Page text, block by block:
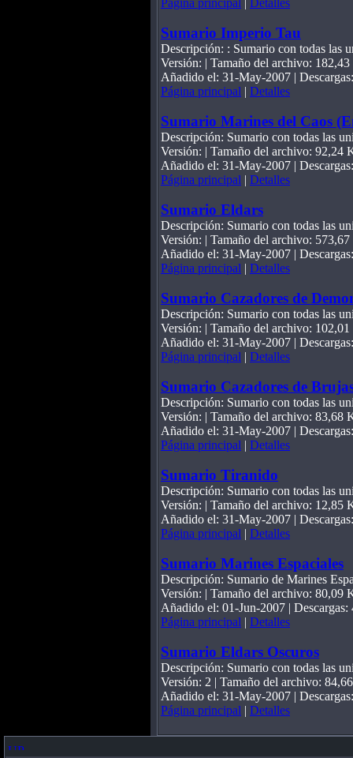
Página principal | Detalles
Sumario Imperio Tau
Descripción: : Sumario con todas las
Versión: | Tamaño del archivo:
Añadido el: 31-May-2007 |
Página principal | Detalles
Sumario Marines del Caos
Descripción: Sumario con todas las
Versión: | Tamaño del archivo: 92,24
Añadido el: 31-May-2007 |
Página principal | Detalles
Sumario Eldars
Descripción: Sumario con todas las
Versión: | Tamaño del archivo:
Añadido el: 31-May-2007 |
Página principal | Detalles
Sumario Cazadores de
Descripción: Sumario con todas las
Versión: | Tamaño del archivo:
Añadido el: 31-May-2007 |
Página principal | Detalles
Sumario Cazadores de
Descripción: Sumario con todas las
Versión: | Tamaño del archivo: 83,68
Añadido el: 31-May-2007 |
Página principal | Detalles
Sumario Tiranido
Descripción: Sumario con todas las
Versión: | Tamaño del archivo: 12,85
Añadido el: 31-May-2007 |
Página principal | Detalles
Sumario Marines Espaciales
Descripción: Sumario de Marines
Versión: | Tamaño del archivo: 80,09
Añadido el: 01-Jun-2007 | Descargas:
Página principal | Detalles
Sumario Eldars Oscuros
Descripción: Sumario con todas las
Versión: 2 | Tamaño del archivo:
Añadido el: 31-May-2007 |
Página principal | Detalles